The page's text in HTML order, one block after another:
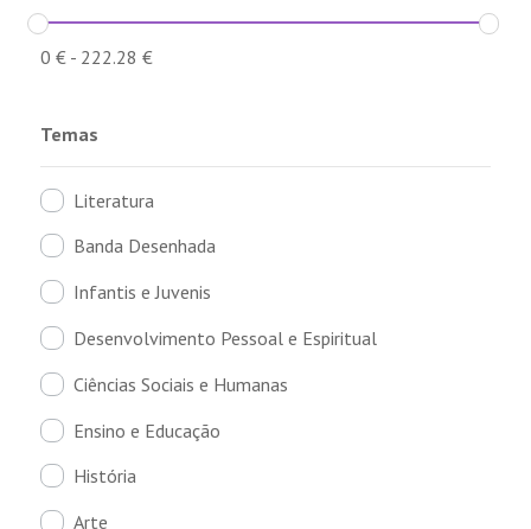
0 €- 222.28 €
Temas
Literatura
Banda Desenhada
Infantis e Juvenis
Desenvolvimento Pessoal e Espiritual
Ciências Sociais e Humanas
Ensino e Educação
História
Arte